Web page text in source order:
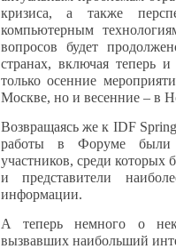
кризиса, а также
компьютерным
вопросов будет
странах, включая теперь
только осенние
Москве, но и весенние – в
Возвращаясь же к IDF
работы в Форуме были
участников, среди
и представители
информации.
А теперь немного о
вызвавших наибольший